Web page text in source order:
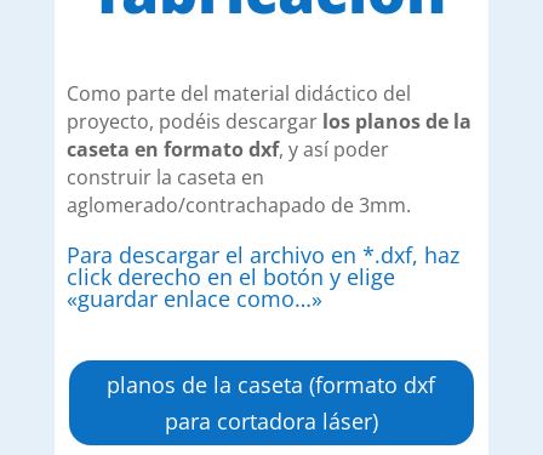
Como parte del material didáctico del
proyecto, podéis descargar los planos de la
caseta en formato dxf, y así poder
construir la caseta en
aglomerado/contrachapado de 3mm.
Para descargar el archivo en *.dxf, haz
click derecho en el botón y elige
«guardar enlace como…»
planos de la caseta (formato dxf
para cortadora láser)